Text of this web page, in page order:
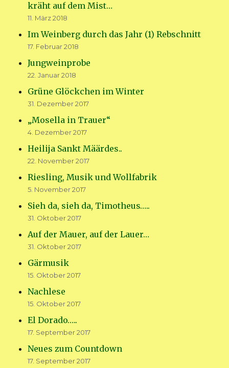
kräht auf dem Mist…
11. März 2018
Im Weinberg durch das Jahr (1) Rebschnitt
17. Februar 2018
Jungweinprobe
22. Januar 2018
Grüne Glöckchen im Winter
31. Dezember 2017
„Mosella in Trauer“
4. Dezember 2017
Heilija Sankt Määrdes..
22. November 2017
Riesling, Musik und Wollfabrik
5. November 2017
Sieh da, sieh da, Timotheus…..
31. Oktober 2017
Auf der Mauer, auf der Lauer…
31. Oktober 2017
Gärmusik
15. Oktober 2017
Nachlese
15. Oktober 2017
El Dorado…..
17. September 2017
Neues zum Countdown
17. September 2017